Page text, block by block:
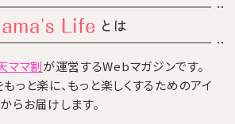
とは
ママ割が運営するWebマガジンです。
っと楽に、もっと楽しくするためのアイ
らお届けします。